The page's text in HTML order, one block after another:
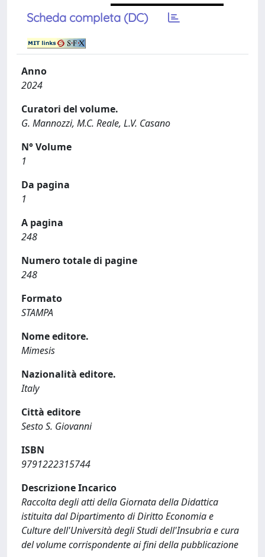
Scheda completa (DC)
Anno
2024
Curatori del volume.
G. Mannozzi, M.C. Reale, L.V. Casano
N° Volume
1
Da pagina
1
A pagina
248
Numero totale di pagine
248
Formato
STAMPA
Nome editore.
Mimesis
Nazionalità editore.
Italy
Città editore
Sesto S. Giovanni
ISBN
9791222315744
Descrizione Incarico
Raccolta degli atti della Giornata della Didattica
istituita dal Dipartimento di Diritto Economia e
Culture dell'Università degli Studi dell'Insubria e cura
del volume corrispondente ai fini della pubblicazione